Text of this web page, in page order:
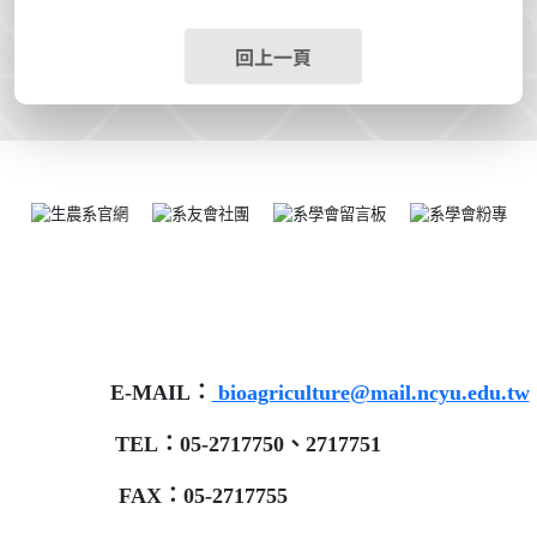
回上一頁
E-MAIL： bioagriculture@mail.ncyu.edu.tw
TEL：05-2717750、2717751
FAX：05-2717755